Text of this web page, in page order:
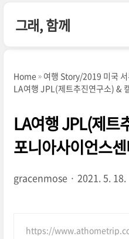
그래, 함께
Home
여행 Story/2019 미국 서
LA여행 JPL(제트추진연구소) &
LA여행 JPL(제트
포니아사이언스
gracenmose 2021. 5. 18.
https://